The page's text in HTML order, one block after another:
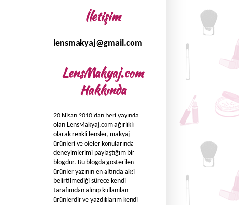
İletişim
lensmakyaj@gmail.com
LensMakyaj.com
Hakkında
20 Nisan 2010'dan beri yayında
olan LensMakyaj.com ağırlıklı
olarak renkli lensler, makyaj
ürünleri ve ojeler konularında
deneyimlerimi paylaştığım bir
blogdur. Bu blogda gösterilen
ürünler yazının en altında aksi
belirtilmediği sürece kendi
tarafımdan alınıp kullanılan
ürünlerdir ve yazdıklarım kendi